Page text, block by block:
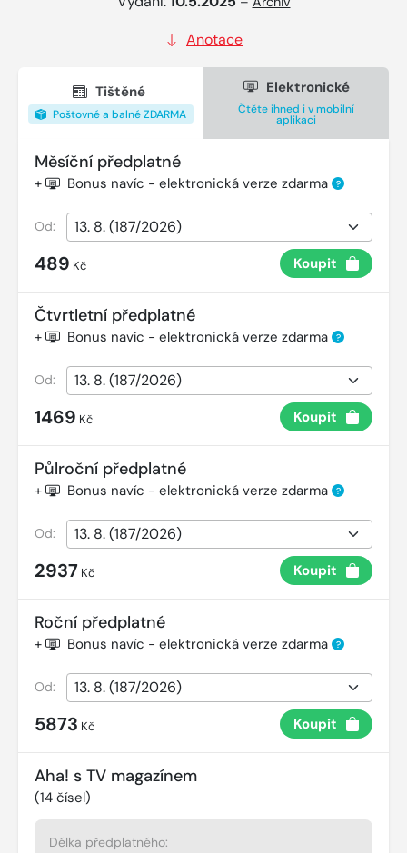
Anotace
Tištěné
Poštovné a balné ZDARMA
Elektronické
Čtěte ihned i v mobilní
aplikaci
Měsíční předplatné
+ Bonus navíc - elektronická verze zdarma ?
Od:
489 Kč Koupit
Čtvrtletní předplatné
+ Bonus navíc - elektronická verze zdarma ?
Od:
1469 Kč Koupit
Půlroční předplatné
+ Bonus navíc - elektronická verze zdarma ?
Od:
2937 Kč Koupit
Roční předplatné
+ Bonus navíc - elektronická verze zdarma ?
Od:
5873 Kč Koupit
Aha! s TV magazínem
(14 čísel)
Délka předplatného: